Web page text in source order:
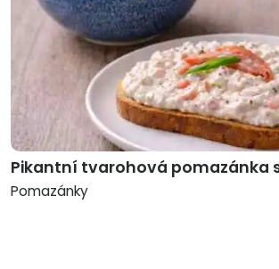
Pikantní tvarohová pomazánka
Pomazánky